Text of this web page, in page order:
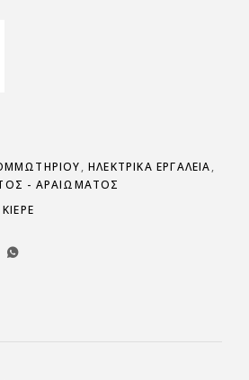
,ΗΛΕΚΤΡΙΚΆ ΕΡΓΑΛΕΊΑ,
- ΑΡΑΙΏΜΑΤΟΣ
KIEPE